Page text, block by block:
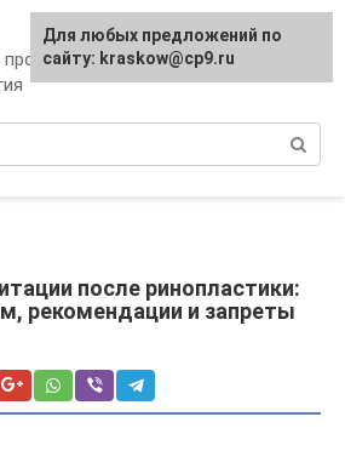
процедуры,
после ринопластики:
рекомендации и запреты
Для любых предложений по
сайту: kraskow@cp9.ru